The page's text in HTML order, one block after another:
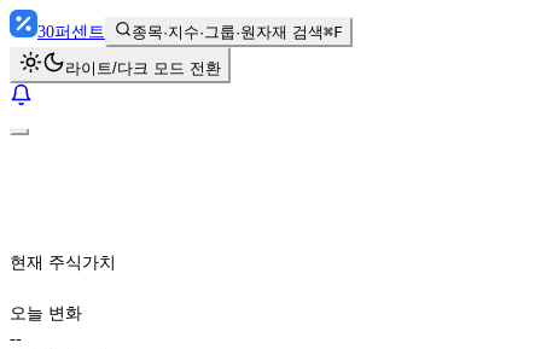
30퍼센트 종목·지수·그룹·원자재 검색⌘F
라이트/다크 모드 전환
현재 주식가치
오늘 변화
--